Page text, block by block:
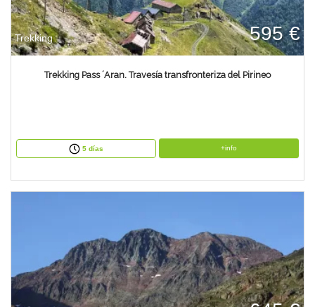
Trekking 595 €
Trekking Pass ´Aran. Travesía transfronteriza del Pirineo
5 días +info